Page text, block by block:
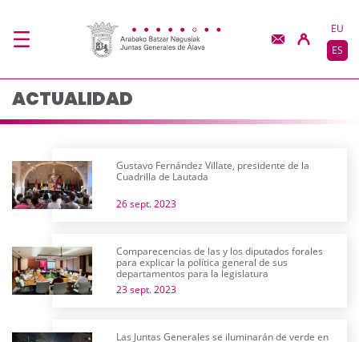
Actualidad - JJGG-
EU
ES
ACTUALIDAD
Gustavo Fernández Villate, presidente de la
Cuadrilla de Lautada
26 sept. 2023
Comparecencias de las y los diputados forales
para explicar la política general de sus
departamentos para la legislatura
23 sept. 2023
Las Juntas Generales se iluminarán de verde en